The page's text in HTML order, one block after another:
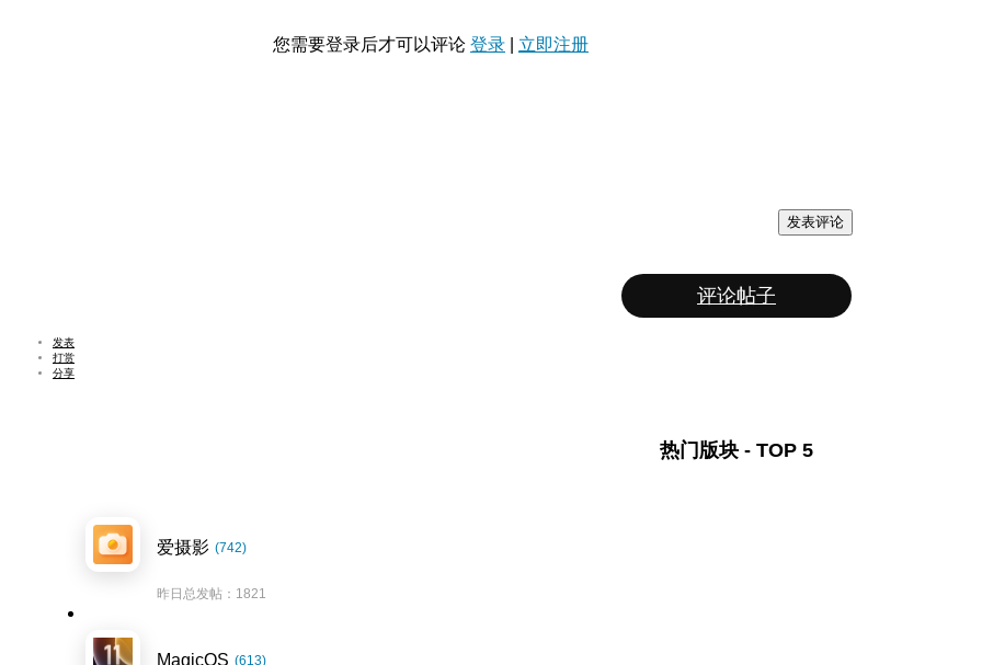
您需要登录后才可以评论 登录 立即注册
发表评论
评论帖子
发表
打赏
分享
热门版块 - TOP 5
爱摄影 (742)
昨日总发帖：1821
MagicOS (613)